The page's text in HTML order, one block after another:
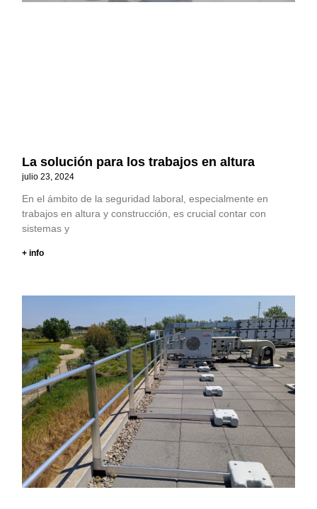
La solución para los trabajos en altura
julio 23, 2024
En el ámbito de la seguridad laboral, especialmente en
trabajos en altura y construcción, es crucial contar con
sistemas y
+ info